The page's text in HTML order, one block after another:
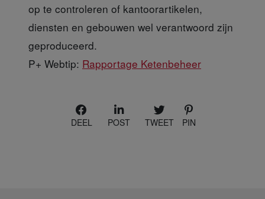
op te controleren of kantoorartikelen,
diensten en gebouwen wel verantwoord zijn
geproduceerd.
P+ Webtip: Rapportage Ketenbeheer
DEEL POST TWEET PIN